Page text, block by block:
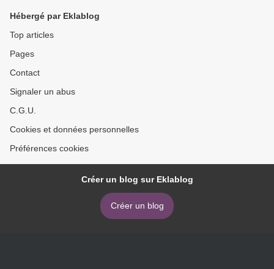
Hébergé par Eklablog
Top articles
Pages
Contact
Signaler un abus
C.G.U.
Cookies et données personnelles
Préférences cookies
Créer un blog sur Eklablog
Créer un blog